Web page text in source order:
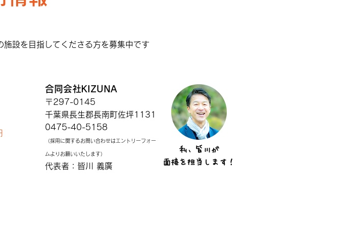
メ
葉
設を目指してくださる方を募集中です
合同会社KIZUNA
〒297-0145
千葉県長生郡長南町佐坪1131
0475-40-5158
（採用に関するお問い合わせはエントリーフォー
ムよりお願いいたします）
代表者：皆川 義廣
私、皆川が
面接を担当します！